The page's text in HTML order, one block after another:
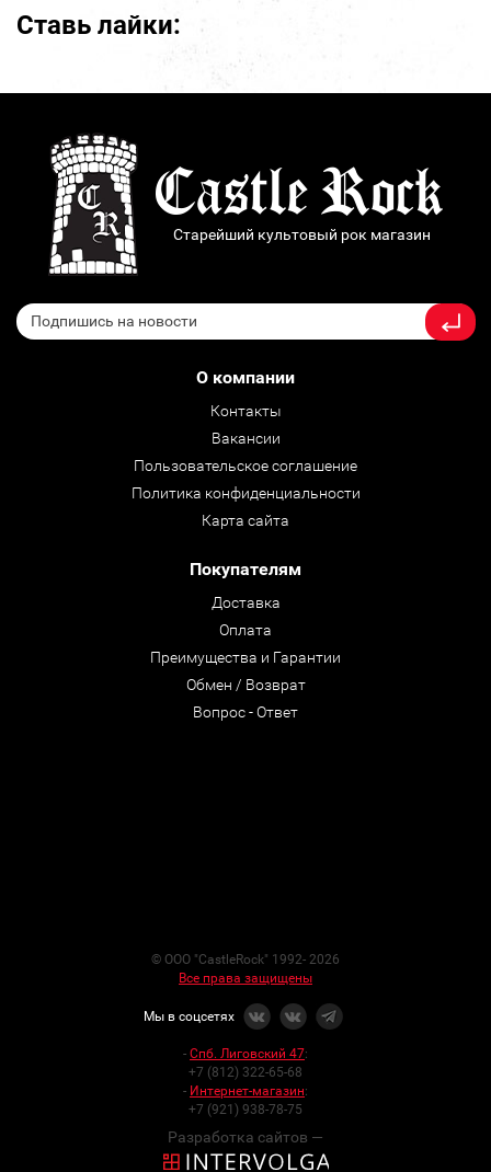
Ставь лайки:
Старейший культовый рок магазин
О компании
Контакты
Вакансии
Пользовательское соглашение
Политика конфиденциальности
Карта сайта
Покупателям
Доставка
Оплата
Преимущества и Гарантии
Обмен / Возврат
Вопрос - Ответ
© ООО "CastleRock" 1992- 2026
Все права защищены
Мы в соцсетях
- Спб. Лиговский 47:
+7 (812) 322-65-68
- Интернет-магазин:
+7 (921) 938-78-75
Разработка сайтов —